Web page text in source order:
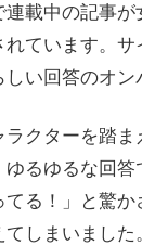
載中の記事
れています。
い回答のオン
ラクターを踏
るゆるな回答
る！」と驚
しまいました